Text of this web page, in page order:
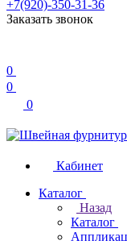
+7(920)-350-31-36
Заказать звонок
0
0
0
Кабинет
Каталог
Назад
Каталог